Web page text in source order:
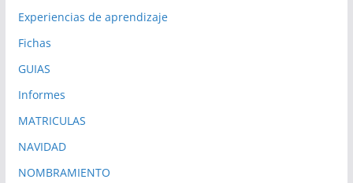
Experiencias de aprendizaje
Fichas
GUIAS
Informes
MATRICULAS
NAVIDAD
NOMBRAMIENTO